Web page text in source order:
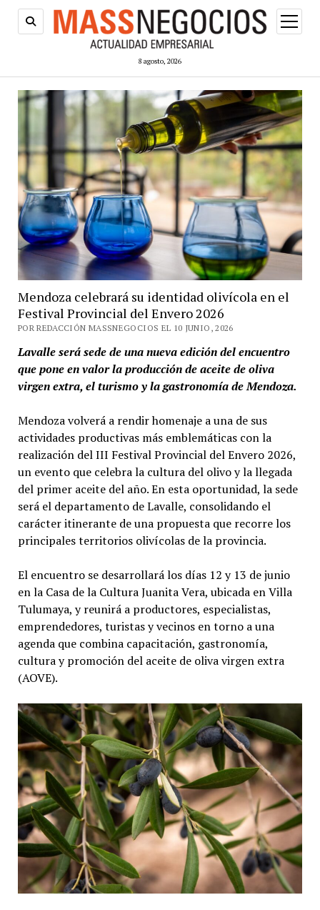
8 agosto, 2026
abrir
menú
Mendoza celebrará su identidad olivícola en el
Festival Provincial del Envero 2026
POR REDACCIÓN MASSNEGOCIOS EL 10 JUNIO, 2026
Lavalle será sede de una nueva edición del encuentro
que pone en valor la producción de aceite de oliva
virgen extra, el turismo y la gastronomía de Mendoza.
Mendoza volverá a rendir homenaje a una de sus
actividades productivas más emblemáticas con la
realización del III Festival Provincial del Envero 2026,
un evento que celebra la cultura del olivo y la llegada
del primer aceite del año. En esta oportunidad, la sede
será el departamento de Lavalle, consolidando el
carácter itinerante de una propuesta que recorre los
principales territorios olivícolas de la provincia.
El encuentro se desarrollará los días 12 y 13 de junio
en la Casa de la Cultura Juanita Vera, ubicada en Villa
Tulumaya, y reunirá a productores, especialistas,
emprendedores, turistas y vecinos en torno a una
agenda que combina capacitación, gastronomía,
cultura y promoción del aceite de oliva virgen extra
(AOVE).